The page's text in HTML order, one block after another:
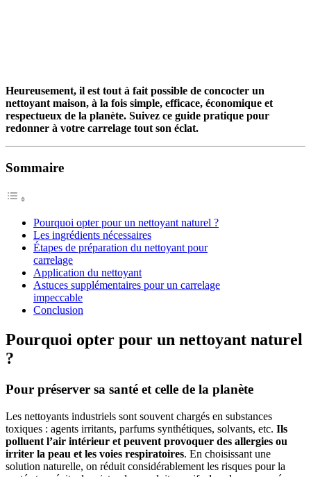
Heureusement, il est tout à fait possible de concocter un
nettoyant maison, à la fois simple, efficace, économique et
respectueux de la planète. Suivez ce guide pratique pour
redonner à votre carrelage tout son éclat.
Sommaire
Pourquoi opter pour un nettoyant naturel ?
Les ingrédients nécessaires
Étapes de préparation du nettoyant pour
carrelage
Application du nettoyant
Astuces supplémentaires pour un carrelage
impeccable
Conclusion
Pourquoi opter pour un nettoyant naturel
?
Pour préserver sa santé et celle de la planète
Les nettoyants industriels sont souvent chargés en substances
toxiques : agents irritants, parfums synthétiques, solvants, etc. Ils
polluent l’air intérieur et peuvent provoquer des allergies ou
irriter la peau et les voies respiratoires. En choisissant une
solution naturelle, on réduit considérablement les risques pour la